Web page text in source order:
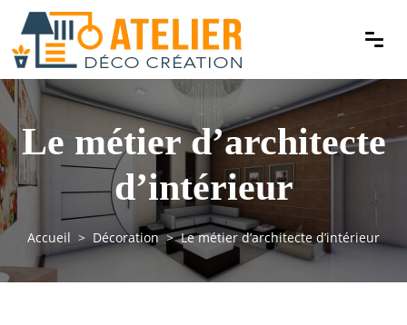
Le métier d’architecte
d’intérieur
Accueil Décoration Le métier d’architecte d’intérieur